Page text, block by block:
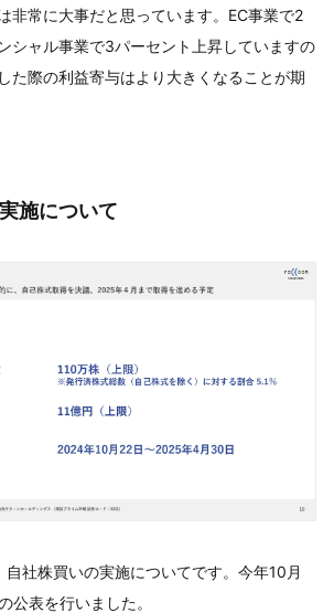
非常に大事だと思っています。EC事業で2
シャル事業で3パーセント上昇していますの
た際の利益寄与はより大きくなることが期
施について
社株買いの実施についてです。今年10月
公表を行いました。